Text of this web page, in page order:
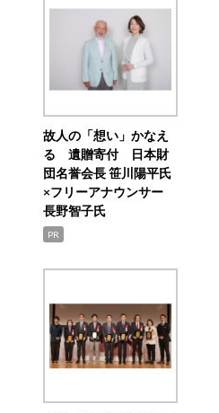
故人の「想い」かなえ
る 遺贈寄付 日本財
団名誉会長 笹川陽平氏
×フリーアナウンサー
長野智子氏
PR